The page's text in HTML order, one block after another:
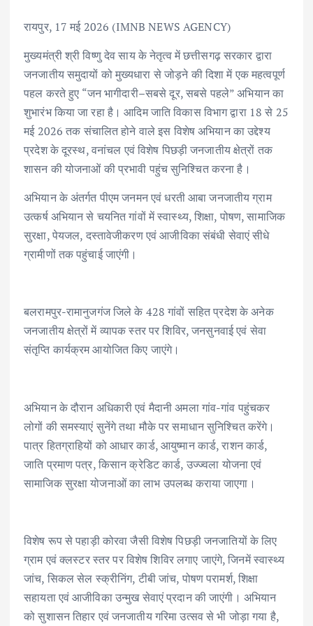
रायपुर, 17 मई 2026 (IMNB NEWS AGENCY)
मुख्यमंत्री श्री विष्णु देव साय के नेतृत्व में छत्तीसगढ़ सरकार द्वारा
जनजातीय समुदायों को मुख्यधारा से जोड़ने की दिशा में एक महत्वपूर्ण
पहल करते हुए “जन भागीदारी–सबसे दूर, सबसे पहले” अभियान का
शुभारंभ किया जा रहा है। आदिम जाति विकास विभाग द्वारा 18 से 25
मई 2026 तक संचालित होने वाले इस विशेष अभियान का उद्देश्य
प्रदेश के दूरस्थ, वनांचल एवं विशेष पिछड़ी जनजातीय क्षेत्रों तक
शासन की योजनाओं की प्रभावी पहुंच सुनिश्चित करना है।
अभियान के अंतर्गत पीएम जनमन एवं धरती आबा जनजातीय ग्राम
उत्कर्ष अभियान से चयनित गांवों में स्वास्थ्य, शिक्षा, पोषण, सामाजिक
सुरक्षा, पेयजल, दस्तावेजीकरण एवं आजीविका संबंधी सेवाएं सीधे
ग्रामीणों तक पहुंचाई जाएंगी।
बलरामपुर-रामानुजगंज जिले के 428 गांवों सहित प्रदेश के अनेक
जनजातीय क्षेत्रों में व्यापक स्तर पर शिविर, जनसुनवाई एवं सेवा
संतृप्ति कार्यक्रम आयोजित किए जाएंगे।
अभियान के दौरान अधिकारी एवं मैदानी अमला गांव-गांव पहुंचकर
लोगों की समस्याएं सुनेंगे तथा मौके पर समाधान सुनिश्चित करेंगे।
पात्र हितग्राहियों को आधार कार्ड, आयुष्मान कार्ड, राशन कार्ड,
जाति प्रमाण पत्र, किसान क्रेडिट कार्ड, उज्ज्वला योजना एवं
सामाजिक सुरक्षा योजनाओं का लाभ उपलब्ध कराया जाएगा।
विशेष रूप से पहाड़ी कोरवा जैसी विशेष पिछड़ी जनजातियों के लिए
ग्राम एवं क्लस्टर स्तर पर विशेष शिविर लगाए जाएंगे, जिनमें स्वास्थ्य
जांच, सिकल सेल स्क्रीनिंग, टीबी जांच, पोषण परामर्श, शिक्षा
सहायता एवं आजीविका उन्मुख सेवाएं प्रदान की जाएंगी। अभियान
को सुशासन तिहार एवं जनजातीय गरिमा उत्सव से भी जोड़ा गया है,